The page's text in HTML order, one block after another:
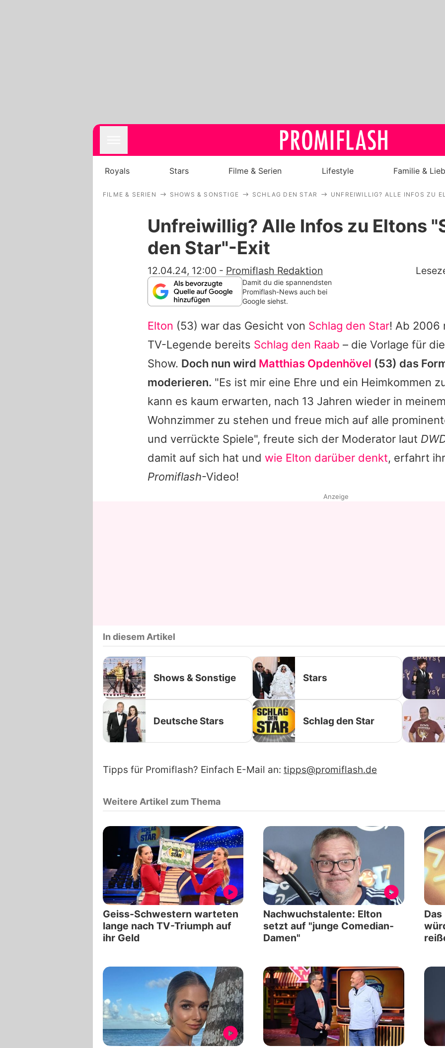
Royals
Familie & Liebe
Alle Themen auf Promiflash
App runterladen
Team
Redaktionelle Richtlinien
Impressum
Datenschutzerklärung
Royals Stars Filme & Serien Lifestyle Familie &
FILME & SERIEN SHOWS & SONSTIGE SCHLAG DEN STAR UNFREIWILLIG? ALLE INFOS ZU
Unfreiwillig? Alle Infos zu Eltons
den Star"-Exit
12.04.24, 12:00 - Promiflash Redaktion
Damit du die spannendsten
Promiflash-News auch bei
Google siehst.
Elton (53) war das Gesicht von Schlag den Star! Ab 2006
TV-Legende bereits Schlag den Raab – die Vorlage für
Show. Doch nun wird Matthias Opdenhövel (53) das
moderieren. "Es ist mir eine Ehre und ein Heimkommen
kann es kaum erwarten, nach 13 Jahren wieder in
Wohnzimmer zu stehen und freue mich auf alle
und verrückte Spiele", freute sich der Moderator laut
damit auf sich hat und wie Elton darüber denkt, erfahrt
Promiflash-Video!
Anzeige
In diesem Artikel
Shows & Sonstige Stars
Deutsche Stars Schlag den Star
Tipps für Promiflash? Einfach E-Mail an: tipps@promiflash.de
Weitere Artikel zum Thema
Geiss-Schwestern warteten
lange nach TV-Triumph auf
ihr Geld
Nachwuchstalente: Elton
setzt auf "junge Comedian-
Damen"